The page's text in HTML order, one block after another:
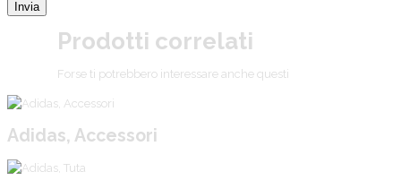
Prodotti correlati
Forse ti potrebbero interessare anche questi
Adidas, Accessori